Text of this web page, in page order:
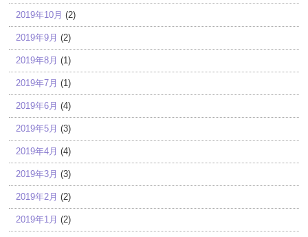
2019年10月 (2)
2019年9月 (2)
2019年8月 (1)
2019年7月 (1)
2019年6月 (4)
2019年5月 (3)
2019年4月 (4)
2019年3月 (3)
2019年2月 (2)
2019年1月 (2)